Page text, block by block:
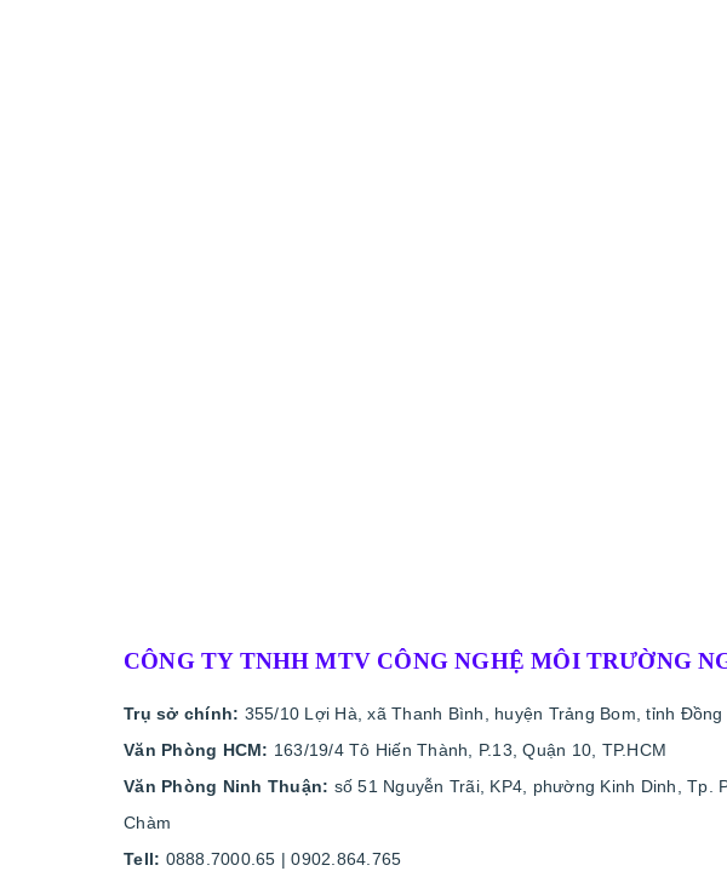
CÔNG TY TNHH MTV CÔNG NGHỆ MÔI TRƯỜNG
Trụ sở chính: 355/10 Lợi Hà, xã Thanh Bình, huyện Trảng Bom, tỉnh Đồng
Văn Phòng HCM: 163/19/4 Tô Hiến Thành, P.13, Quận 10, TP.HCM
Văn Phòng Ninh Thuận: số 51 Nguyễn Trãi, KP4, phường Kinh Dinh, Tp.
Chàm
Tell: 0888.7000.65 | 0902.864.765